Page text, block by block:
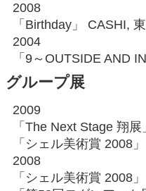
2008
「Birthday」 CASHI,
2004
「9～OUTSIDE AND
グループ展
2009
「The Next Stage 翔
「シェル美術賞 2008
2008
「シェル美術賞 2008